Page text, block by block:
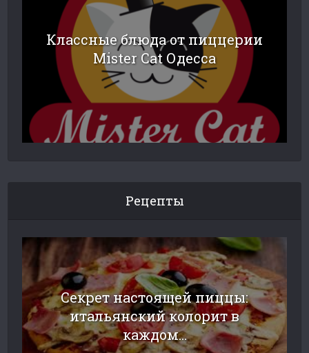
Классные блюда от пиццерии
Mister Cat Одесса
Рецепты
Секрет настоящей пиццы:
итальянский колорит в
каждом...